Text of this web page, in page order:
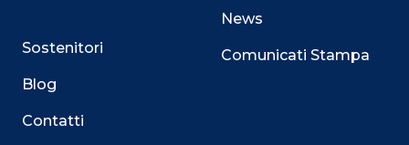
Sostenitori
Blog
Contatti
News
Comunicati Stampa